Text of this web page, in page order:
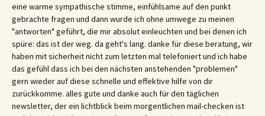
eine warme sympathische stimme, einfühlsame auf den punkt
gebrachte fragen und dann wurde ich ohne umwege zu meinen
"antworten" geführt, die mir absolut einleuchten und bei denen ich
spüre: das ist der weg. da geht's lang. danke für diese beratung, wir
haben mit sicherheit nicht zum letzten mal telefoniert und ich habe
das gefühl dass ich bei den nächsten anstehenden "problemen"
gern wieder auf diese schnelle und effektive hilfe von dir
zurückkomme. alles gute und danke auch für den täglichen
newsletter, der ein lichtblick beim morgentlichen mail-checken ist